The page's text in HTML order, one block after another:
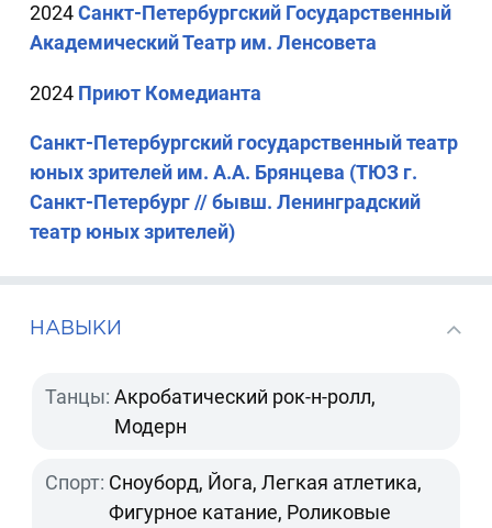
2024Санкт-Петербургский Государственный
Академический Театр им. Ленсовета
2024 Приют Комедианта
Санкт-Петербургский государственный театр
юных зрителей им. А.А. Брянцева (ТЮЗ г.
Санкт-Петербург // бывш. Ленинградский
театр юных зрителей)
НАВЫКИ
Танцы: Акробатический рок-н-ролл,
Модерн
Спорт: Сноуборд, Йога, Легкая атлетика,
Фигурное катание, Роликовые